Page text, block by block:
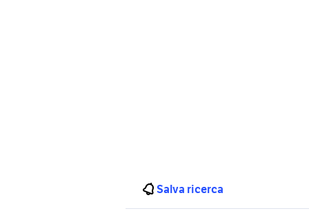
Salva ricerca